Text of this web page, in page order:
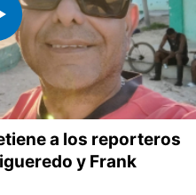
a los reporteros
y Frank